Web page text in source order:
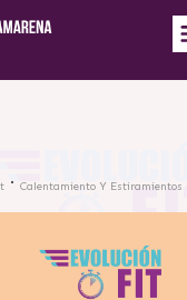
Calentamiento Y Estiramientos